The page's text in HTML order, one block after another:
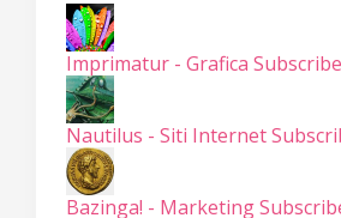
Imprimatur - Grafica
Nautilus - Siti Internet
Bazinga! - Marketing